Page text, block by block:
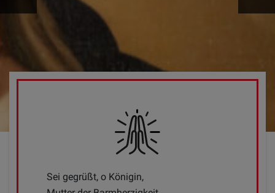
Sei gegrüßt, o Königin,